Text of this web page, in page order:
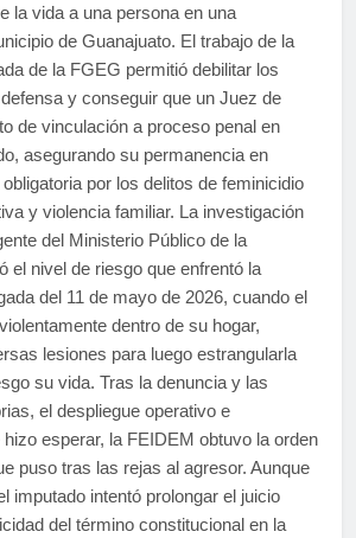
la vida a una persona en una
de Guanajuato. El trabajo de la
de la FGEG permitió debilitar los
y conseguir que un Juez de
de vinculación a proceso penal en
asegurando su permanencia en
por los delitos de feminicidio
y violencia familiar. La investigación
del Ministerio Público de la
el nivel de riesgo que enfrentó la
del 11 de mayo de 2026, cuando el
dentro de su hogar,
lesiones para luego estrangularla
su vida. Tras la denuncia y las
el despliegue operativo e
esperar, la FEIDEM obtuvo la orden
puso tras las rejas al agresor. Aunque
imputado intentó prolongar el juicio
del término constitucional en la